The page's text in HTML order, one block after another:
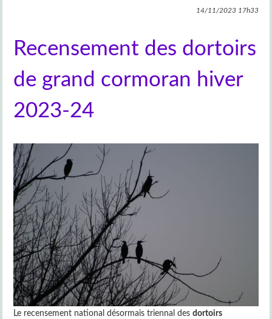
14/11/202317h33
Recensement des dortoirs
de grand cormoran hiver
2023-24
Le recensement national désormais triennal desdortoirs